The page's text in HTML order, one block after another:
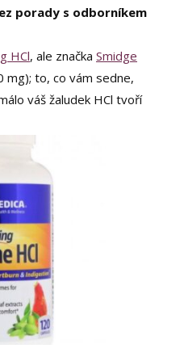
porady s odborníkem
HCl, ale značka Smidge
mg); to, co vám sedne,
váš žaludek HCl tvoří